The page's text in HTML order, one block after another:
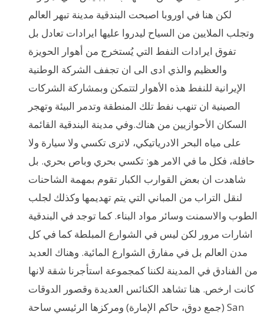
لكن هنا في اوروبا اصبحت البندقية مدينة تبهر العالم
وتجلب الملايين من السياح ليدروا عليها ايرادات تعادل بل
تفوق ايرادات النفط التي يُستخرج من أهوار الحويزة
والعظيم والذي ادى الى ان تجفف الشركة الوطنية
الإيرانية للنفط هذه الأهوار لتتمكن وبمشاركة الشركات
الصينية ان تنهب نفط تلك المنطقة وتدمر البيئة وتهجر
السكان الأحوازيين من هناك.وفي مدينة البندقية القائمة
على مياه البحر الادرياتيكي، لاترى تكسي ولا سيارة ولا
حافلة، فكل ما في الامر هو: تكسي بحري وباص بحري. بل
شاهدت ان بعض القوارب الكبار تقوم بمهمة الشاحنات
لنقل التراب من المباني التي يتم تهديمها وكذلك لجلب
الطوب والاسمنت وسائر مواد البناء. كما توجد في البندقية
اشارات مرور لكن ليس في الشوارع المبلطة كما في كل
مدن العالم بل في مفارق الشوارع المائية. وهناك العديد
من الفنادق في المدينة لكننا كمجموعة استأجرنا شقة لانها
كانت ارخص. هنا تشاهد الكنائس العديدة وقصور الدوقات
(جمع دوق، حاكم الإمارة) ومركزها الرئيسي ساحة San